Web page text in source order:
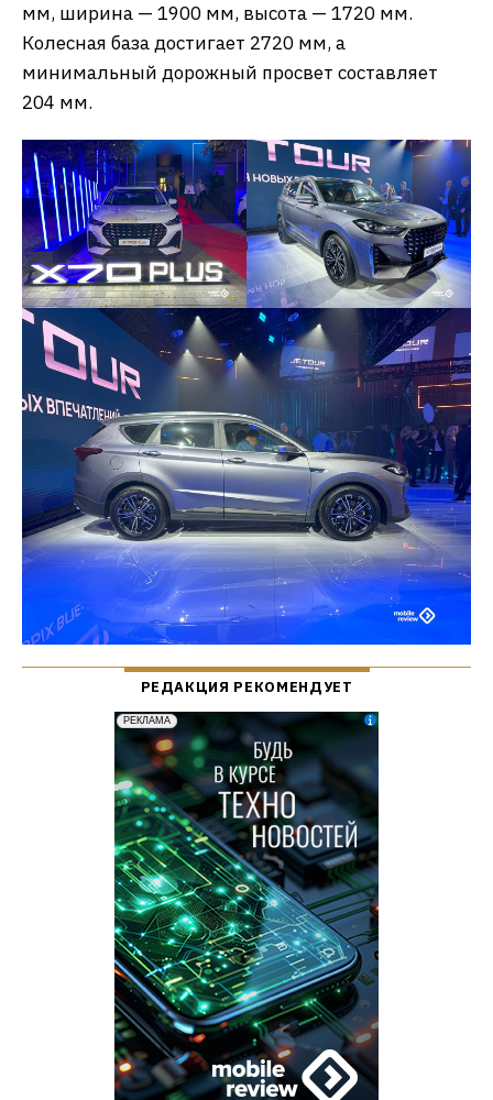
мм, ширина — 1900 мм, высота — 1720 мм.
Колесная база достигает 2720 мм, а
минимальный дорожный просвет составляет
204 мм.